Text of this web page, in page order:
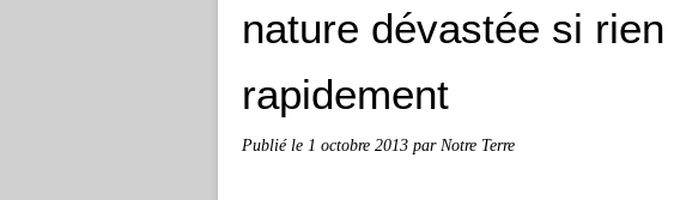
nature dévastée si
rapidement
Publié le 1 octobre 2013 par Notre Terre